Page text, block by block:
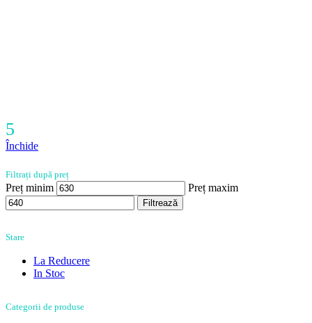
5
Închide
Filtrați după preț
Preț minim Preț maxim
Filtrează
Stare
La Reducere
In Stoc
Categorii de produse